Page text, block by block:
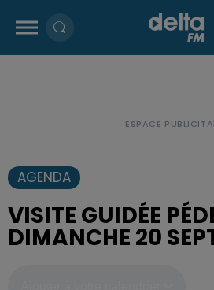
AGENDA
VISITE GUIDÉE
DIMANCHE 20